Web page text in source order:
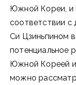
Южной Кореи, и
соответствии
Си Цзиньпином
потенциальное
Южной Кореей и
можно